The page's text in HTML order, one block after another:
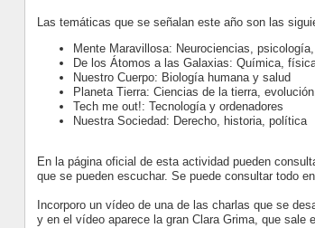
Las temáticas que se señalan este año son las
Mente Maravillosa: Neurociencias,
De los Átomos a las Galaxias: Química,
Nuestro Cuerpo: Biología humana y salud
Planeta Tierra: Ciencias de la tierra,
Tech me out!: Tecnología y ordenadores
Nuestra Sociedad: Derecho, historia, política
En la página oficial de esta actividad pueden
que se pueden escuchar. Se puede consultar todo
Incorporo un vídeo de una de las charlas que se
y en el vídeo aparece la gran Clara Grima, que sale